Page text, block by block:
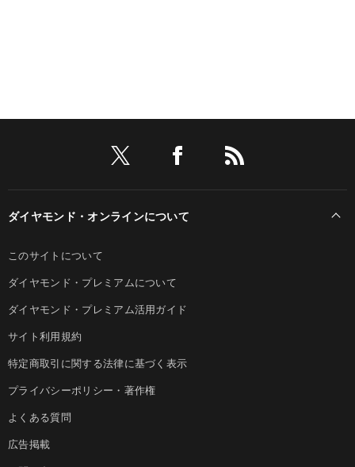
ダイヤモンド・オンラインについて
このサイトについて
ダイヤモンド・プレミアムについて
ダイヤモンド・プレミアム活用ガイド
サイト利用規約
特定商取引に関する法律に基づく表示
プライバシーポリシー・著作権
よくある質問
広告掲載